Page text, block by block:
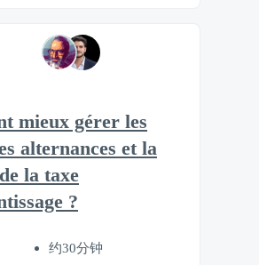
mieux gérer les
alternances et la
la taxe
?
约30分钟